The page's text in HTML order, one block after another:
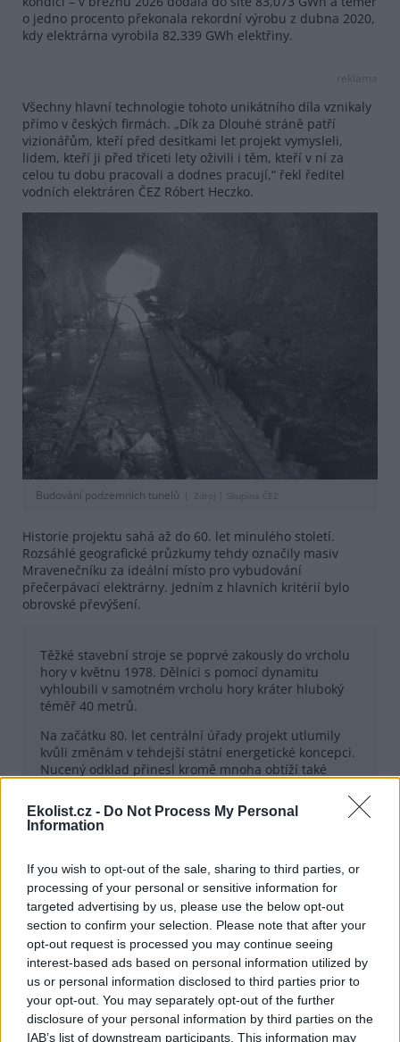
Ekolist.cz - Do Not Process My Personal
Information
If you wish to opt-out of the sale, sharing to third parties, or
processing of your personal or sensitive information for
targeted advertising by us, please use the below opt-out
section to confirm your selection. Please note that after your
opt-out request is processed you may continue seeing
interest-based ads based on personal information utilized by
us or personal information disclosed to third parties prior to
your opt-out. You may separately opt-out of the further
disclosure of your personal information by third parties on the
IAB’s list of downstream participants. This information may
o jedno procento překonala rekordní výrobu z dubna 2020,
kdy elektrárna vyrobila 82,339 GWh elektřiny.
reklama
Všechny hlavní technologie tohoto unikátního díla vznikaly
přímo v českých firmách. „Dík za Dlouhé stráně patří
vizionářům, kteří před desítkami let projekt vymysleli,
lidem, kteří ji před třiceti lety oživili i těm, kteří v ní za
celou tu dobu pracovali a dodnes pracují,“ řekl ředitel
vodních elektráren ČEZ Róbert Heczko.
Budování podzemních tunelů Zdroj | Skupina ČEZ
Historie projektu sahá až do 60. let minulého století.
Rozsáhlé geografické průzkumy tehdy označily masiv
Mravenečníku za ideální místo pro vybudování
přečerpávací elektrárny. Jedním z hlavních kritérií bylo
obrovské převýšení.
Těžké stavební stroje se poprvé zakously do vrcholu
hory v květnu 1978. Dělníci s pomocí dynamitu
vyhloubili v samotném vrcholu hory kráter hluboký
téměř 40 metrů.
Na začátku 80. let centrální úřady projekt utlumily
kvůli změnám v tehdejší státní energetické koncepci.
Nucený odklad přinesl kromě mnoha obtíží také
plánovaných čtyř menších soustrojí s oddělenými
čerpadly a turbínami navrhli energetici dvě obří
Po roce 1989 padlo definitivní rozhodnutí stavbu
dokončit. Do plného komerčního provozu byly Dlouhé
stráně uvedeny 20. června 1996.
Elektrárna prochází každoroční modernizací.
Například v roce 2021 bylo díky technologickým
úpravám na horní nádrži možné zvýšit objem
maximální uložené energie o 6 % na 3 700 MWh.
Tolik elektřiny dnes umí Dlouhé stráně jednorázově
dodat do sítě.